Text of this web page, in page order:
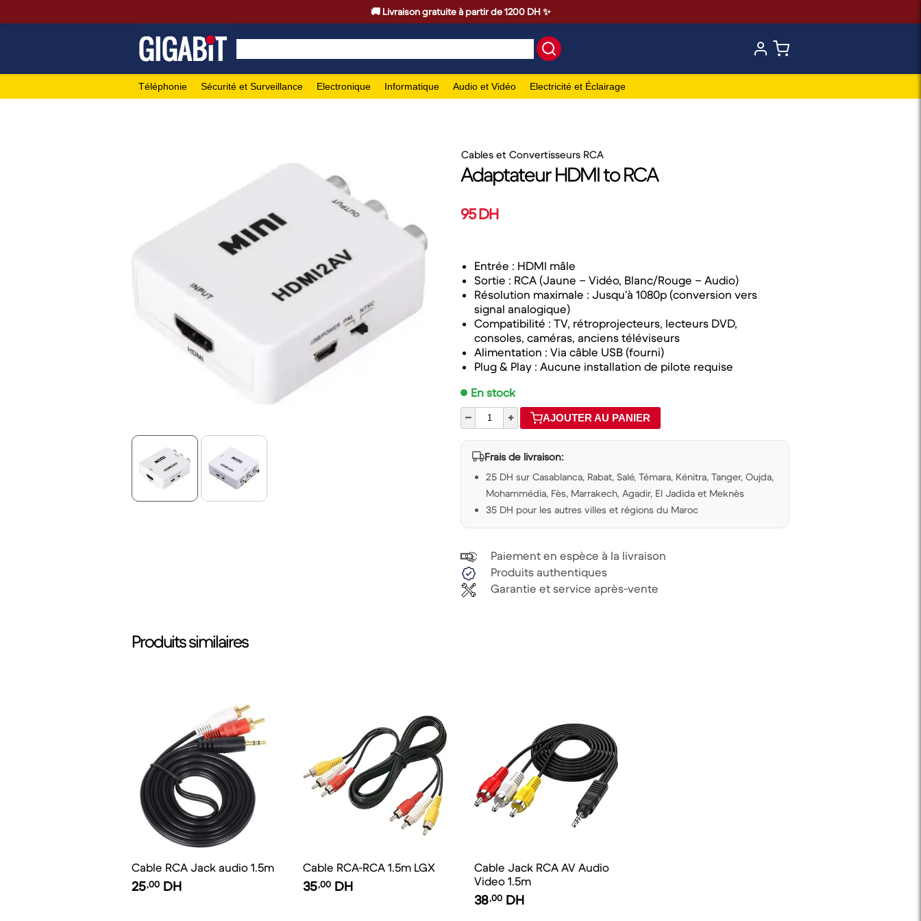
🚚 Livraison gratuite à partir de 1200 DH ✨
Téléphonie Sécurité et Surveillance Electronique Informatique Audio et Vidéo Electricité et Éclairage
Cables et Convertisseurs RCA
Adaptateur HDMI to RCA
95 DH
Entrée : HDMI mâle
Sortie : RCA (Jaune – Vidéo, Blanc/Rouge – Audio)
Résolution maximale : Jusqu’à 1080p (conversion vers
signal analogique)
Compatibilité : TV, rétroprojecteurs, lecteurs DVD,
consoles, caméras, anciens téléviseurs
Alimentation : Via câble USB (fourni)
Plug & Play : Aucune installation de pilote requise
En stock
–
+ AJOUTER AU PANIER
Frais de livraison:
25 DH sur Casablanca, Rabat, Salé, Témara, Kénitra, Tanger, Oujda,
Mohammédia, Fès, Marrakech, Agadir, El Jadida et Meknès
35 DH pour les autres villes et régions du Maroc
Paiement en espèce à la livraison
Produits authentiques
Garantie et service après-vente
Produits similaires
Cable RCA Jack audio 1.5m
25,00 DH
Cable RCA-RCA 1.5m LGX
35,00 DH
Cable Jack RCA AV Audio
Video 1.5m
38,00 DH